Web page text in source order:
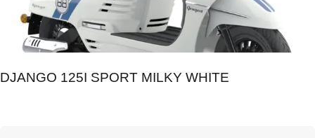
DJANGO 125I SPORT MILKY WHITE